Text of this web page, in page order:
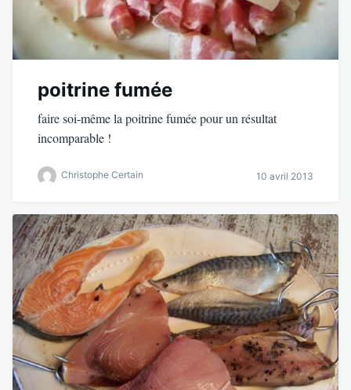
poitrine fumée
faire soi-même la poitrine fumée pour un résultat
incomparable !
Christophe Certain 10 avril 2013